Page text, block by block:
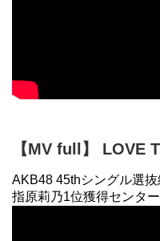
【MV full】 LOVE
AKB48 45thシングル選抜
指原莉乃1位獲得センタ